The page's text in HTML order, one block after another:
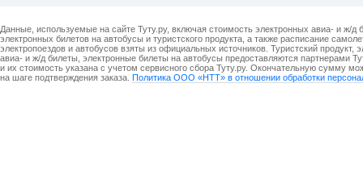
Данные, используемые на сайте Туту.ру, включая стоимость электронных авиа- и ж/д
электронных билетов на автобусы и туристского продукта, а также расписание
электропоездов и автобусов взяты из официальных источников. Туристский продукт,
авиа- и ж/д билеты, электронные билеты на автобусы предоставляются партнерами
и их стоимость указана с учетом сервисного сбора Туту.ру. Окончательную сумму
на шаге подтверждения заказа. Политика ООО «НТТ» в отношении обработки